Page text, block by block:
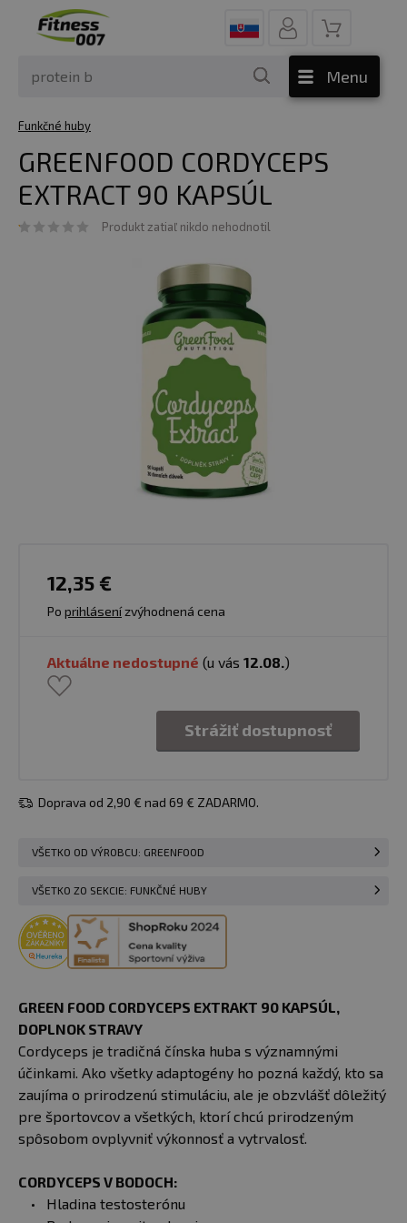
Menu
Funkčné huby
GREENFOOD CORDYCEPS
EXTRACT 90 KAPSÚL
Produkt zatiaľ nikdo nehodnotil
12,35 €
Po prihlásenízvýhodnená cena
Aktuálne nedostupné (u vás 12.08.)
Strážiť dostupnosť
Doprava od 2,90 € nad 69 € ZADARMO.
VŠETKO OD VÝROBCU: GREENFOOD
VŠETKO ZO SEKCIE: FUNKČNÉ HUBY
GREEN FOOD CORDYCEPS EXTRAKT 90 KAPSÚL,
DOPLNOK STRAVY
Cordyceps je tradičná čínska huba s významnými
účinkami. Ako všetky adaptogény ho pozná každý, kto sa
zaujíma o prirodzenú stimuláciu, ale je obzvlášť dôležitý
pre športovcov a všetkých, ktorí chcú prirodzeným
spôsobom ovplyvniť výkonnosť a vytrvalosť.
CORDYCEPS V BODOCH:
Hladina testosterónu